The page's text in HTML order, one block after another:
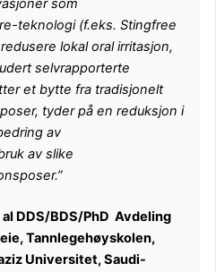
som
teknologi (f.eks. Stingfree
lokal oral irritasjon,
selvrapporterte
et bytte fra tradisjonelt
tyder på en reduksjon i
av
av slike
DDS/BDS/PhD Avdeling
Tannlegehøyskolen,
Universitet, Saudi-